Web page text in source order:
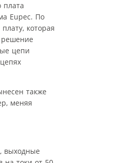
плата
Eupec. По
которая
решение
цепи
также
меняя
выходные